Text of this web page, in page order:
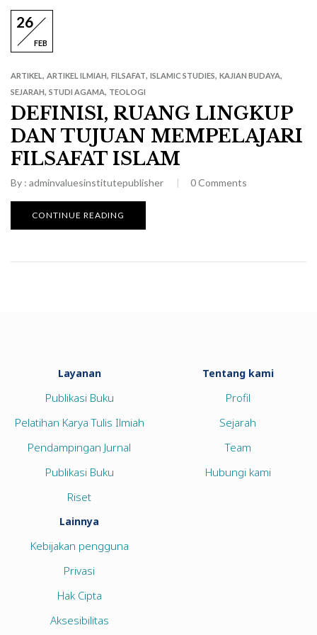
26
FEB
ARTIKEL, ARTIKEL ILMIAH, FILSAFAT, ISLAMIC STUDIES, KAJIAN BUDAYA,
SEJARAH, STUDI AGAMA, TEOLOGI
DEFINISI, RUANG LINGKUP
DAN TUJUAN MEMPELAJARI
FILSAFAT ISLAM
By : adminvaluesinstitutepublisher 0Comments
CONTINUE READING
Layanan
Publikasi Buku
Pelatihan Karya Tulis Ilmiah
Pendampingan Jurnal
Publikasi Buku
Riset
Tentang kami
Profil
Sejarah
Team
Hubungi kami
Lainnya
Kebijakan pengguna
Privasi
Hak Cipta
Aksesibilitas